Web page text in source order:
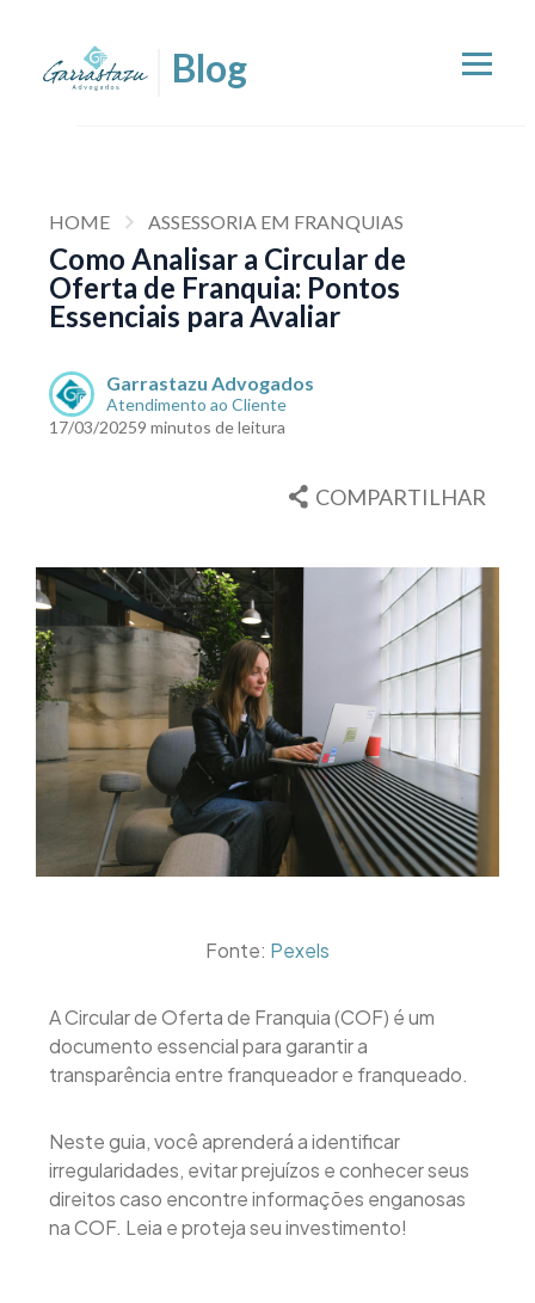
HOME ASSESSORIA EM FRANQUIAS
Como Analisar a Circular de
Oferta de Franquia: Pontos
Essenciais para Avaliar
Garrastazu Advogados
Atendimento ao Cliente
17/03/20259 minutos de leitura
COMPARTILHAR
Fonte: Pexels
A Circular de Oferta de Franquia (COF) é um
documento essencial para garantir a
transparência entre franqueador e franqueado.
Neste guia, você aprenderá a identificar
irregularidades, evitar prejuízos e conhecer seus
direitos caso encontre informações enganosas
na COF. Leia e proteja seu investimento!